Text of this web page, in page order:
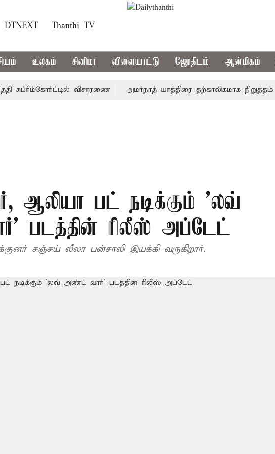
DTNEXT Thanthi TV
உலகம் சினிமா விளையாட்டு ஜோதிடம் ஆன்மிகம்
விசாரணை அமர்நாத் யாத்திரை தற்காலிகமாக நிறுத்தம்
ஆலியா பட் நடிக்கும் 'லவ்
படத்தின் ரிலீஸ் அப்டேட்
சஞ்சய் லீலா பன்சாலி இயக்கி வருகிறார்.